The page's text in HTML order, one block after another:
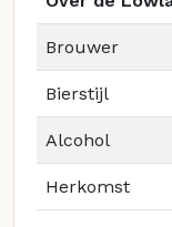
Brouwer
Bierstijl
Alcohol
Herkomst